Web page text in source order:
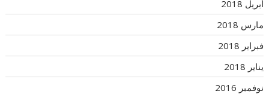
أبريل 2018
مارس 2018
فبراير 2018
يناير 2018
نوفمبر 2016